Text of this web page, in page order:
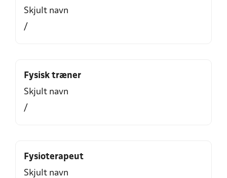
Skjult navn
/
Fysisk træner
Skjult navn
/
Fysioterapeut
Skjult navn